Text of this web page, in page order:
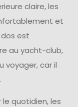
claire, les
et
est
au yacht-club,
voyager, car il
quotidien, les